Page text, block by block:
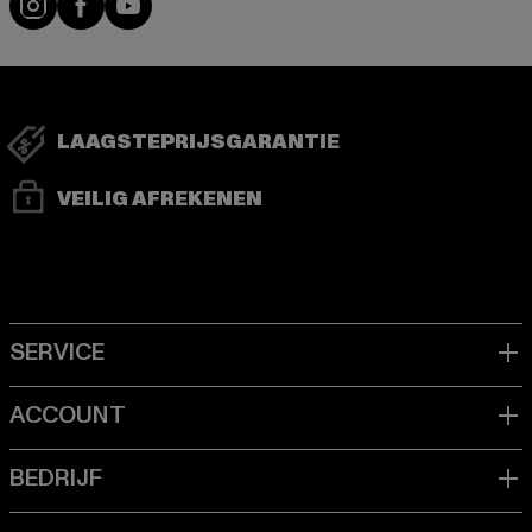
LAAGSTEPRIJSGARANTIE
VEILIG AFREKENEN